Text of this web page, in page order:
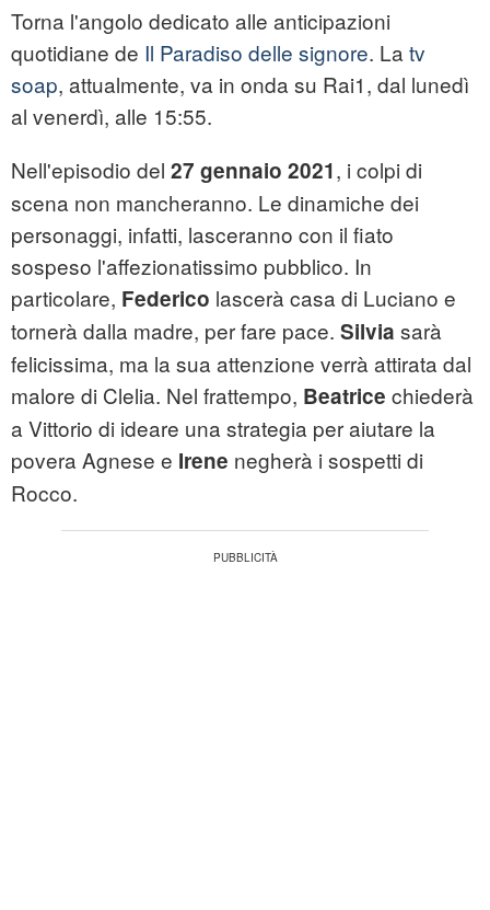
Torna l'angolo dedicato alle anticipazioni
quotidiane de Il Paradiso delle signore. La tv
soap, attualmente, va in onda su Rai1, dal lunedì
al venerdì, alle 15:55.
Nell'episodio del 27 gennaio 2021, i colpi di
scena non mancheranno. Le dinamiche dei
personaggi, infatti, lasceranno con il fiato
sospeso l'affezionatissimo pubblico. In
particolare, Federico lascerà casa di Luciano e
tornerà dalla madre, per fare pace. Silvia sarà
felicissima, ma la sua attenzione verrà attirata dal
malore di Clelia. Nel frattempo, Beatrice chiederà
a Vittorio di ideare una strategia per aiutare la
povera Agnese e Irene negherà i sospetti di
Rocco.